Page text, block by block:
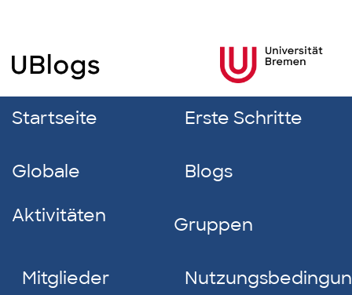
Startseite Erste Schritte
Globale
Aktivitäten
Blogs
Gruppen
Mitglieder